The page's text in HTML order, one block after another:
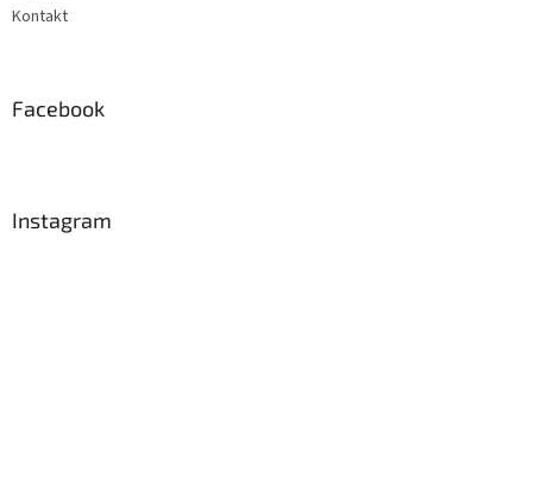
Kontakt
Facebook
Instagram